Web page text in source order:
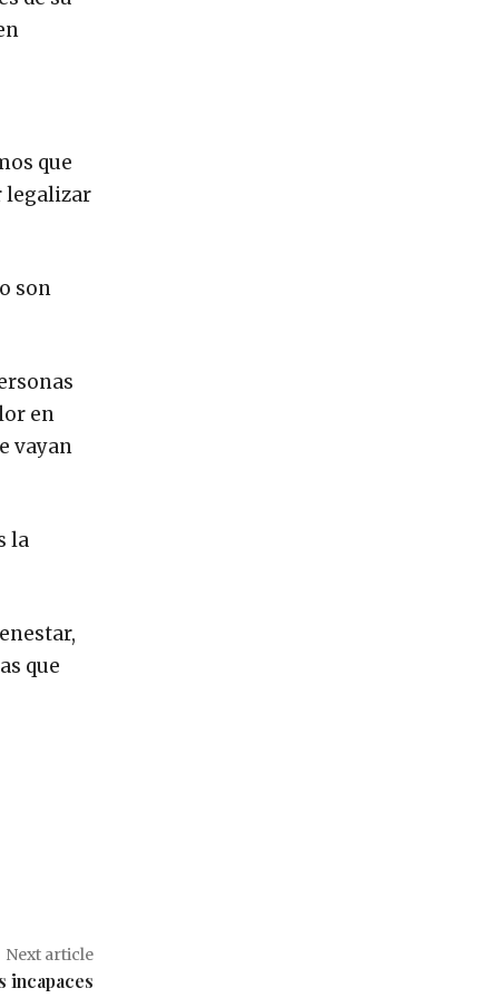
que
legalizar
son
en
vayan
la
que
Next article
incapaces